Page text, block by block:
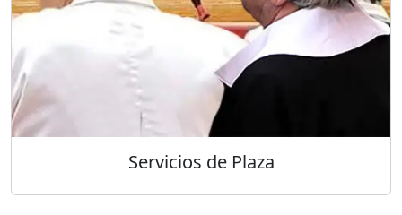
Servicios de Plaza